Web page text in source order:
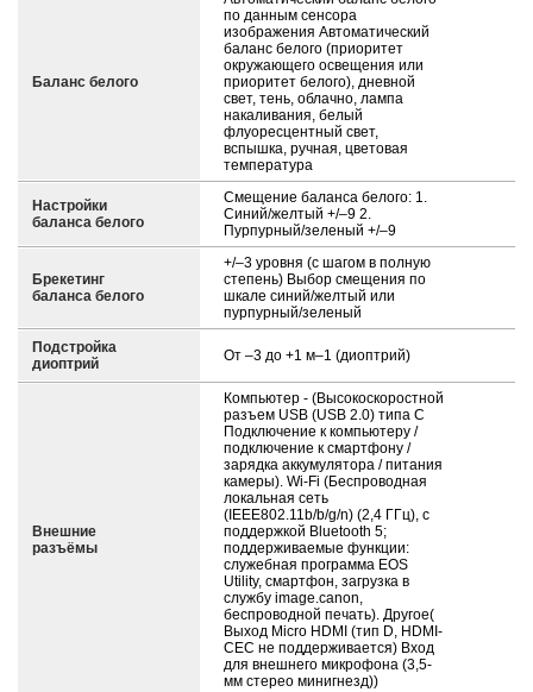
Баланс белого
по данным сенсора
изображения Автоматический
баланс белого (приоритет
окружающего освещения или
приоритет белого), дневной
свет, тень, облачно, лампа
накаливания, белый
флуоресцентный свет,
вспышка, ручная, цветовая
температура
Настройки
баланса белого
Смещение баланса белого: 1.
Синий/желтый +/–9 2.
Пурпурный/зеленый +/–9
Брекетинг
баланса белого
+/–3 уровня (с шагом в полную
степень) Выбор смещения по
шкале синий/желтый или
пурпурный/зеленый
Подстройка
диоптрий
От –3 до +1 м–1 (диоптрий)
Внешние
разъёмы
Компьютер - (Высокоскоростной
разъем USB (USB 2.0) типа C
Подключение к компьютеру /
подключение к смартфону /
зарядка аккумулятора / питания
камеры). Wi-Fi (Беспроводная
локальная сеть
(IEEE802.11b/b/g/n) (2,4 ГГц), с
поддержкой Bluetooth 5;
поддерживаемые функции:
служебная программа EOS
Utility, смартфон, загрузка в
службу image.canon,
беспроводной печать). Другое(
Выход Micro HDMI (тип D, HDMI-
CEC не поддерживается) Вход
для внешнего микрофона (3,5-
мм стерео минигнезд))